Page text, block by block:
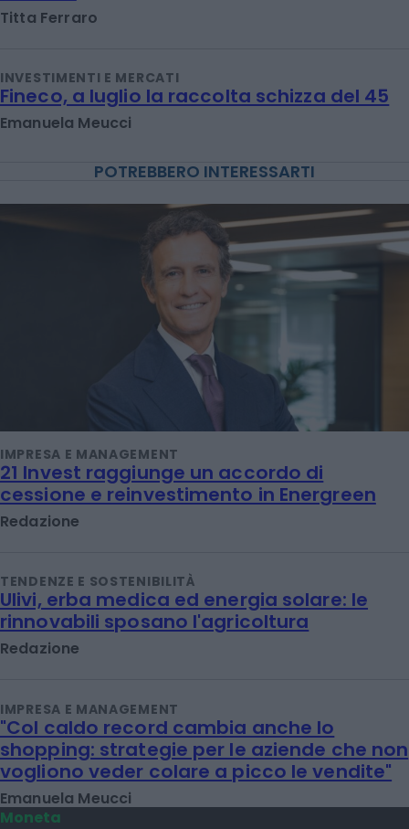
Titta Ferraro
INVESTIMENTI E MERCATI
Fineco, a luglio la raccolta schizza del 45
Emanuela Meucci
POTREBBERO INTERESSARTI
IMPRESA E MANAGEMENT
21 Invest raggiunge un accordo di
cessione e reinvestimento in Energreen
Redazione
TENDENZE E SOSTENIBILITÀ
Ulivi, erba medica ed energia solare: le
rinnovabili sposano l'agricoltura
Redazione
IMPRESA E MANAGEMENT
"Col caldo record cambia anche lo
shopping: strategie per le aziende che non
vogliono veder colare a picco le vendite"
Emanuela Meucci
Moneta